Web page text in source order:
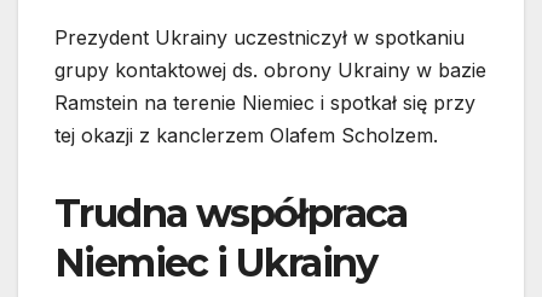
Prezydent Ukrainy uczestniczył w spotkaniu
grupy kontaktowej ds. obrony Ukrainy w bazie
Ramstein na terenie Niemiec i spotkał się przy
tej okazji z kanclerzem Olafem Scholzem.
Trudna współpraca
Niemiec i Ukrainy